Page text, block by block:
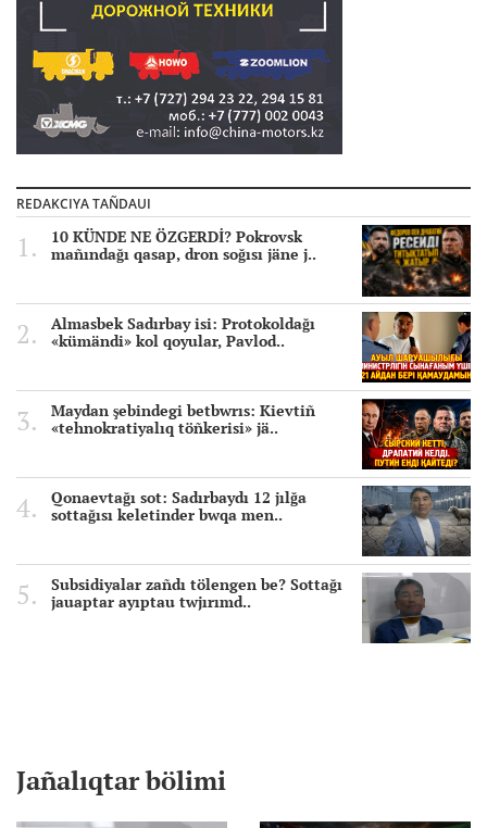
REDAKCIYA TAÑDAUI
10 KÜNDE NE ÖZGERDİ? Pokrovsk
mañındağı qasap, dron soğısı jäne j..
Almasbek Sadırbay isi: Protokoldağı
«kümändi» kol qoyular, Pavlod..
Maydan şebindegi betbwrıs: Kievtiñ
«tehnokratiyalıq töñkerisi» jä..
Qonaevtağı sot: Sadırbaydı 12 jılğa
sottağısı keletinder bwqa men..
Subsidiyalar zañdı tölengen be? Sottağı
jauaptar ayıptau twjırımd..
Jañalıqtar bölimi